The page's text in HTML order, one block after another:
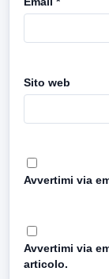
Sito web
Avvertimi via
Avvertimi via
articolo.